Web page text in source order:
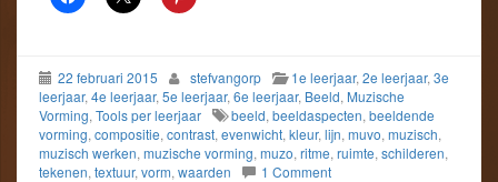
22 februari 2015 stefvangorp 1e leerjaar, 2e leerjaar, 3e
leerjaar, 4e leerjaar, 5e leerjaar, 6e leerjaar, Beeld, Muzische
Vorming, Tools per leerjaar beeld, beeldaspecten, beeldende
vorming, compositie, contrast, evenwicht, kleur, lijn, muvo, muzisch,
muzisch werken, muzische vorming, muzo, ritme, ruimte, schilderen,
tekenen, textuur, vorm, waarden 1 Comment